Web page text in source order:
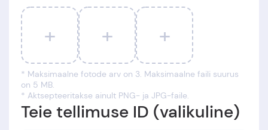
+ + +
* Maksimaalne fotode arv on 3. Maksimaalne faili suurus
on 5 MB.
* Aktsepteeritakse ainult PNG- ja JPG-faile.
Teie tellimuse ID (valikuline)